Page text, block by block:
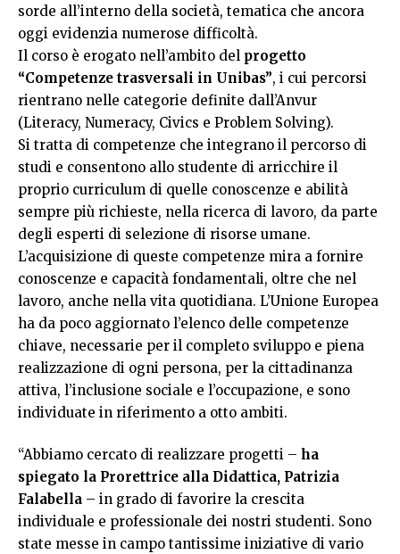
sorde all’interno della società, tematica che ancora
oggi evidenzia numerose difficoltà.
Il corso è erogato nell’ambito del progetto
“Competenze trasversali in Unibas”, i cui percorsi
rientrano nelle categorie definite dall’Anvur
(Literacy, Numeracy, Civics e Problem Solving).
Si tratta di competenze che integrano il percorso di
studi e consentono allo studente di arricchire il
proprio curriculum di quelle conoscenze e abilità
sempre più richieste, nella ricerca di lavoro, da parte
degli esperti di selezione di risorse umane.
L’acquisizione di queste competenze mira a fornire
conoscenze e capacità fondamentali, oltre che nel
lavoro, anche nella vita quotidiana. L’Unione Europea
ha da poco aggiornato l’elenco delle competenze
chiave, necessarie per il completo sviluppo e piena
realizzazione di ogni persona, per la cittadinanza
attiva, l’inclusione sociale e l’occupazione, e sono
individuate in riferimento a otto ambiti.
“Abbiamo cercato di realizzare progetti – ha
spiegato la Prorettrice alla Didattica, Patrizia
Falabella – in grado di favorire la crescita
individuale e professionale dei nostri studenti. Sono
state messe in campo tantissime iniziative di vario